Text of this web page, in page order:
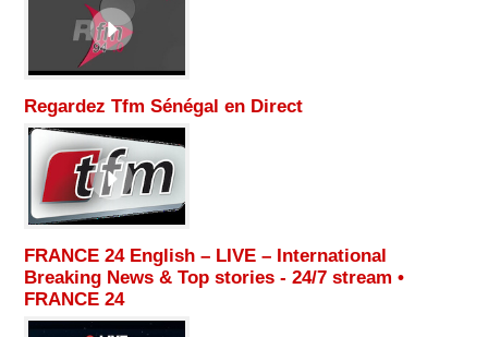
Regardez Tfm Sénégal en Direct
FRANCE 24 English – LIVE – International
Breaking News & Top stories - 24/7 stream •
FRANCE 24